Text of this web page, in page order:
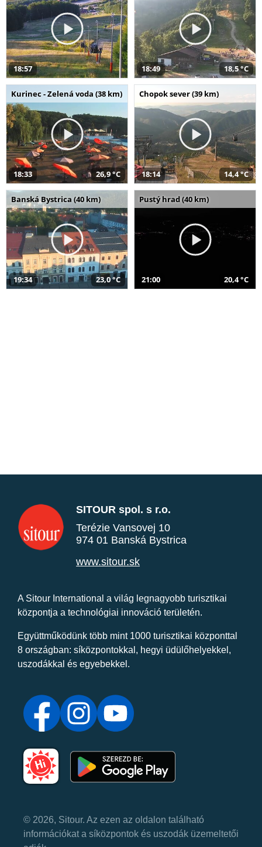
18:57 18:49 18,5 °C
Kurinec - Zelená voda (38 km)
18:33 26,9 °C
Chopok sever (39 km)
18:14 14,4 °C
Banská Bystrica (40 km)
19:34 23,0 °C
Pustý hrad (40 km)
21:00 20,4 °C
SITOUR spol. s r.o.
Terézie Vansovej 10
974 01 Banská Bystrica
www.sitour.sk
A Sitour International a világ legnagyobb turisztikai
központja a technológiai innováció területén.
Együttműködünk több mint 1000 turisztikai központtal
8 országban: síközpontokkal, hegyi üdülőhelyekkel,
uszodákkal és egyebekkel.
© 2026, Sitour. Az ezen az oldalon található
információkat a síközpontok és uszodák üzemeltetői